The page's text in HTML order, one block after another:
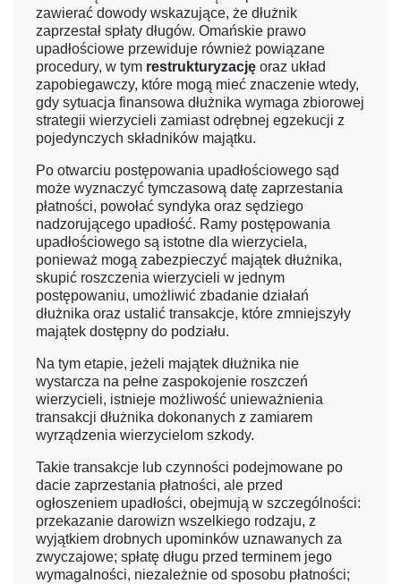
zawierać dowody wskazujące, że dłużnik
zaprzestał spłaty długów. Omańskie prawo
upadłościowe przewiduje również powiązane
procedury, w tym restrukturyzację oraz układ
zapobiegawczy, które mogą mieć znaczenie wtedy,
gdy sytuacja finansowa dłużnika wymaga zbiorowej
strategii wierzycieli zamiast odrębnej egzekucji z
pojedynczych składników majątku.
Po otwarciu postępowania upadłościowego sąd
może wyznaczyć tymczasową datę zaprzestania
płatności, powołać syndyka oraz sędziego
nadzorującego upadłość. Ramy postępowania
upadłościowego są istotne dla wierzyciela,
ponieważ mogą zabezpieczyć majątek dłużnika,
skupić roszczenia wierzycieli w jednym
postępowaniu, umożliwić zbadanie działań
dłużnika oraz ustalić transakcje, które zmniejszyły
majątek dostępny do podziału.
Na tym etapie, jeżeli majątek dłużnika nie
wystarcza na pełne zaspokojenie roszczeń
wierzycieli, istnieje możliwość unieważnienia
transakcji dłużnika dokonanych z zamiarem
wyrządzenia wierzycielom szkody.
Takie transakcje lub czynności podejmowane po
dacie zaprzestania płatności, ale przed
ogłoszeniem upadłości, obejmują w szczególności:
przekazanie darowizn wszelkiego rodzaju, z
wyjątkiem drobnych upominków uznawanych za
zwyczajowe; spłatę długu przed terminem jego
wymagalności, niezależnie od sposobu płatności;